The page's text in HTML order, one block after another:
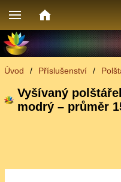
Úvod / Příslušenství /
Vyšívaný
modrý – průměr